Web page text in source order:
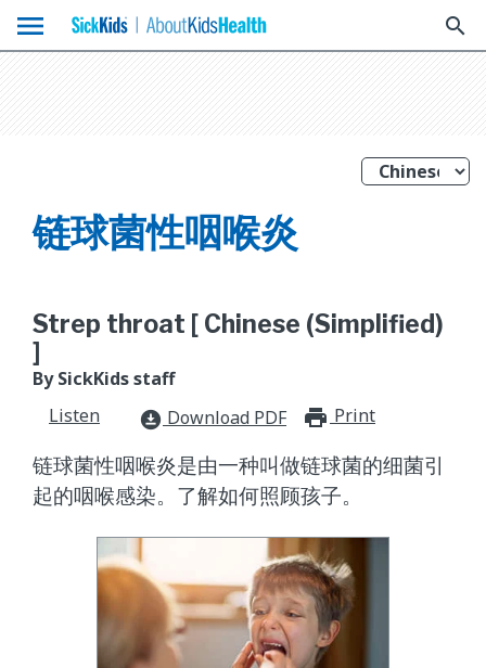
menu search
链球菌性咽喉炎
Strep throat [ Chinese (Simplified)
]
By SickKids staff
Listen
download_for_offline Download PDF Print
链球菌性咽喉炎是由一种叫做链球菌的细菌引
起的咽喉感染。了解如何照顾孩子。